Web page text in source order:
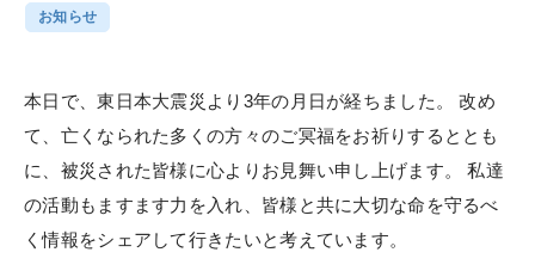
お問い合わせ
お知らせ
本日で、東日本大震災より3年の月日が経ちました。 改め
て、亡くなられた多くの方々のご冥福をお祈りするととも
に、被災された皆様に心よりお見舞い申し上げます。 私達
の活動もますます力を入れ、皆様と共に大切な命を守るべ
く情報をシェアして行きたいと考えています。